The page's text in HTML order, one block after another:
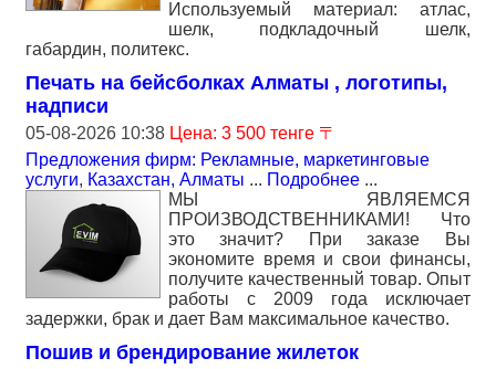
Используемый материал: атлас,
шелк, подкладочный шелк,
габардин, политекс.
Печать на бейсболках Алматы , логотипы,
надписи
05-08-2026 10:38 Цена: 3 500 тенге 〒
Предложения фирм: Рекламные, маркетинговые
услуги, Казахстан, Алматы ... Подробнее ...
МЫ ЯВЛЯЕМСЯ
ПРОИЗВОДСТВЕННИКАМИ! Что
это значит? При заказе Вы
экономите время и свои финансы,
получите качественный товар. Опыт
работы с 2009 года исключает
задержки, брак и дает Вам максимальное качество.
Пошив и брендирование жилеток